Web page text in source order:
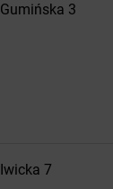
Gumińska 3
Iwicka 7